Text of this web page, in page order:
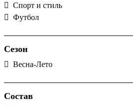
Спорт и стиль
Футбол
Сезон
Весна-Лето
Состав